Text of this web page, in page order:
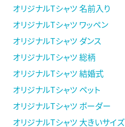
オリジナルTシャツ 名前入り
オリジナルTシャツ ワッペン
オリジナルTシャツ ダンス
オリジナルTシャツ 総柄
オリジナルTシャツ 結婚式
オリジナルTシャツ ペット
オリジナルTシャツ ボーダー
オリジナルTシャツ 大きいサイズ